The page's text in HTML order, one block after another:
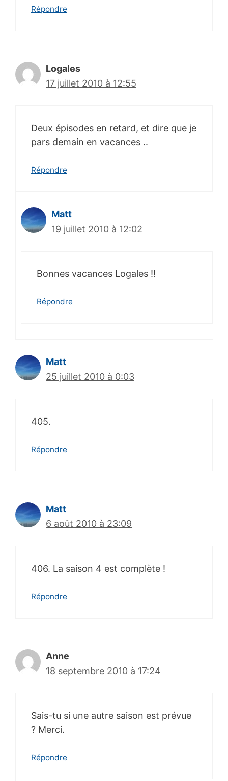
Répondre
Logales
17 juillet 2010 à 12:55
Deux épisodes en retard, et dire que je
pars demain en vacances ..
Répondre
Matt
19 juillet 2010 à 12:02
Bonnes vacances Logales !!
Répondre
Matt
25 juillet 2010 à 0:03
405.
Répondre
Matt
6 août 2010 à 23:09
406. La saison 4 est complète !
Répondre
Anne
18 septembre 2010 à 17:24
Sais-tu si une autre saison est prévue
? Merci.
Répondre